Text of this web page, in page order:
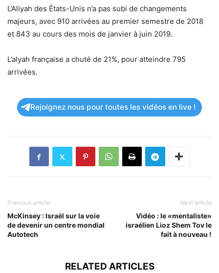
L’Aliyah des États-Unis n’a pas subi de changements
majeurs, avec 910 arrivées au premier semestre de 2018
et 843 au cours des mois de janvier à juin 2019.
L’alyah française a chuté de 21%, pour atteindre 795
arrivées.
Rejoignez nous pour toutes les vidéos en live !
Previous article
McKinsey : Israël sur la voie
de devenir un centre mondial
Autotech
Next article
Vidéo : le «mentaliste»
israélien Lioz Shem Tov le
fait à nouveau !
RELATED ARTICLES